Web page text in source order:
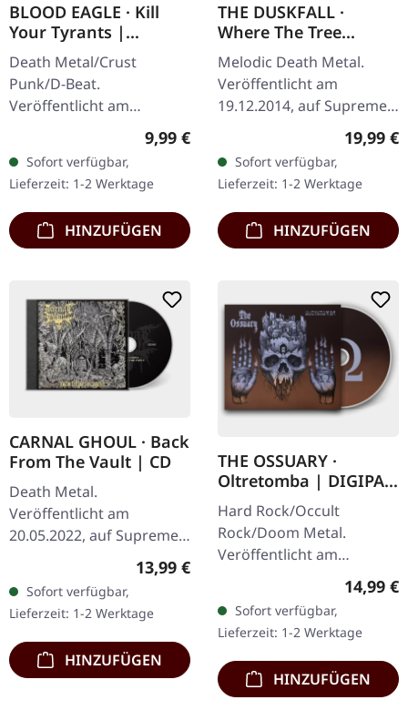
BLOOD EAGLE · Kill
Your Tyrants |
SPLATTER 7" EP
Death Metal/Crust
Punk/D-Beat.
Veröffentlicht am
27.06.2014, auf Supreme
Chaos Records. Weiße,
schwere 7" Vinyl-EP mit
roten Splattern im
dicken…
Regulärer Preis:
9,99 €
Sofort verfügbar,
Lieferzeit: 1-2 Werktage
HINZUFÜGEN
THE DUSKFALL ·
Where The Tree
Stands Dead | CLEAR
LP
Melodic Death Metal.
Veröffentlicht am
19.12.2014, auf Supreme
Transparentes Vinyl mit
Insert. Limitiert auf 200
handnummerierte…
19,99 €
Sofort verfügbar,
Lieferzeit: 1-2 Werktage
HINZUFÜGEN
CARNAL GHOUL · Back
From The Vault | CD
Death Metal.
Veröffentlicht am
20.05.2022, auf Supreme
Chaos Records. CD im
Jewelcase mit 8-seitigem
Booklet. Ein Monument
für Sänger Sven (auch…
Regulärer Preis:
13,99 €
Sofort verfügbar,
Lieferzeit: 1-2 Werktage
HINZUFÜGEN
THE OSSUARY ·
Oltretomba | DIGIPAK
CD
Hard Rock/Occult
Rock/Doom Metal.
Veröffentlicht am
12.11.2021, auf Supreme
Chaos Records. CD im
DigiPak mit 12-seitigem
Booklet. Das italienische…
14,99 €
Sofort verfügbar,
Lieferzeit: 1-2 Werktage
HINZUFÜGEN